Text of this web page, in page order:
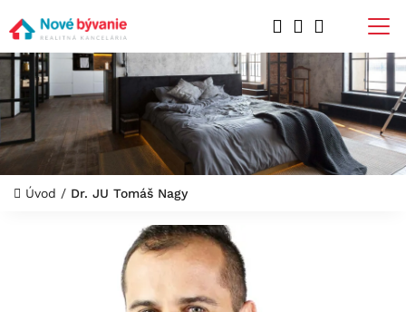
Úvod / Dr. JU Tomáš Nagy